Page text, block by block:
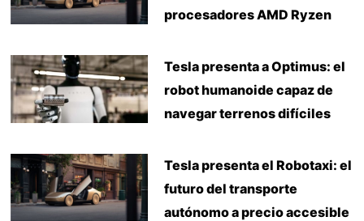
procesadores AMD Ryzen
Tesla presenta a Optimus: el
robot humanoide capaz de
navegar terrenos difíciles
Tesla presenta el Robotaxi: el
futuro del transporte
autónomo a precio accesible